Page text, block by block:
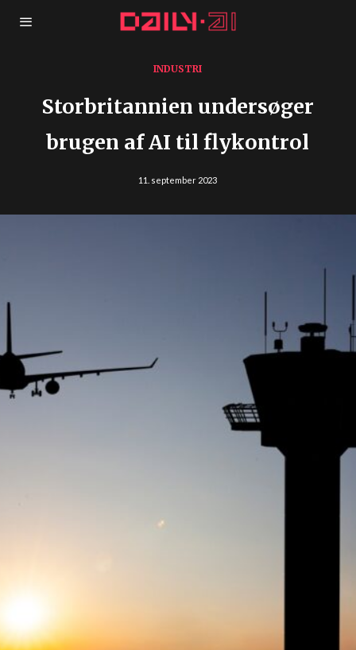
INDUSTRI
Storbritannien undersøger
brugen af AI til flykontrol
11. september 2023